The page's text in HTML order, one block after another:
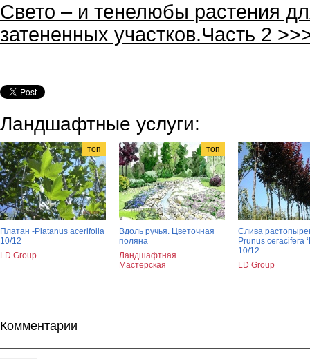
Свето – и тенелюбы растения
затененных участков.Часть 2
Ландшафтные услуги:
топ
Платан -Platanus acerifolia
10/12
LD Group
топ
Вдоль ручья. Цветочная
поляна
Ландшафтная
Мастерская
Слива
Prunus ceracifera
10/12
LD Group
Комментарии